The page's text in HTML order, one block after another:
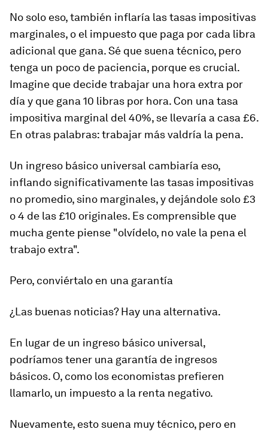
No solo eso, también inflaría las tasas impositivas
marginales, o el impuesto que paga por cada libra
adicional que gana. Sé que suena técnico, pero
tenga un poco de paciencia, porque es crucial.
Imagine que decide trabajar una hora extra por
día y que gana 10 libras por hora. Con una tasa
impositiva marginal del 40%, se llevaría a casa £6.
En otras palabras: trabajar más valdría la pena.
Un ingreso básico universal cambiaría eso,
inflando significativamente las tasas impositivas
no promedio, sino marginales, y dejándole solo £3
o 4 de las £10 originales. Es comprensible que
mucha gente piense "olvídelo, no vale la pena el
trabajo extra".
Pero, conviértalo en una garantía
¿Las buenas noticias? Hay una alternativa.
En lugar de un ingreso básico universal,
podríamos tener una garantía de ingresos
básicos. O, como los economistas prefieren
llamarlo, un impuesto a la renta negativo.
Nuevamente, esto suena muy técnico, pero en